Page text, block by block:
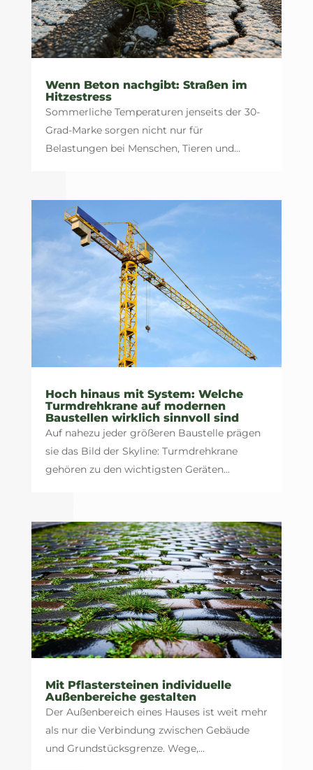
Wenn Beton nachgibt: Straßen im
Hitzestress
Sommerliche Temperaturen jenseits der 30-
Grad-Marke sorgen nicht nur für
Belastungen bei Menschen, Tieren und...
Hoch hinaus mit System: Welche
Turmdrehkrane auf modernen
Baustellen wirklich sinnvoll sind
Auf nahezu jeder größeren Baustelle prägen
sie das Bild der Skyline: Turmdrehkrane
gehören zu den wichtigsten Geräten...
Mit Pflastersteinen individuelle
Außenbereiche gestalten
Der Außenbereich eines Hauses ist weit mehr
als nur die Verbindung zwischen Gebäude
und Grundstücksgrenze. Wege,...